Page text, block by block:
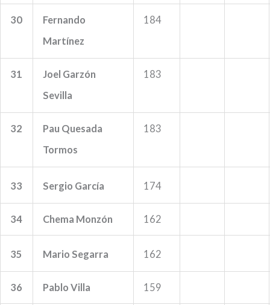
30
Fernando
Martínez
184
31
Joel Garzón
Sevilla
183
32
Pau Quesada
Tormos
183
33 Sergio García 174
34 Chema Monzón 162
35 Mario Segarra 162
36 Pablo Villa 159